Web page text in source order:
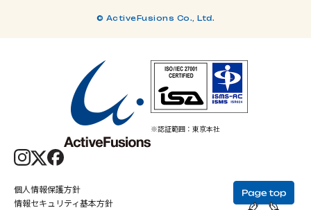
© ActiveFusions Co., Ltd.
※認証範囲：東京本社
個人情報保護方針
情報セキュリティ基本方針